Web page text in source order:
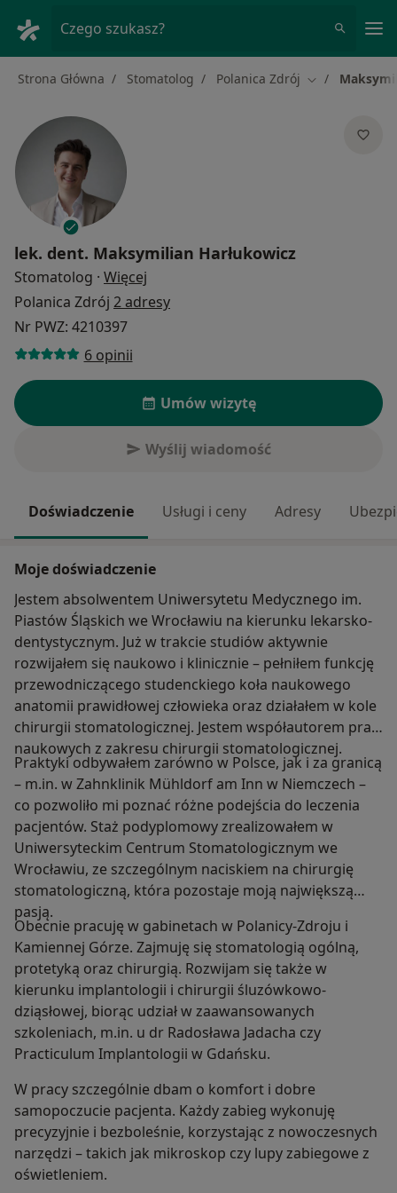
Czego szukasz?
Strona Główna Stomatolog Polanica Zdrój Zmień miasto
lek. dent. Maksymilian Harłukowicz
Stomatolog · Więcej
Polanica Zdrój 2 adresy
Nr PWZ: 4210397
6 opinii
Umów wizytę
Wyślij wiadomość
Doświadczenie Usługi i ceny Adresy
Moje doświadczenie
Jestem absolwentem Uniwersytetu Medycznego im.
Piastów Śląskich we Wrocławiu na kierunku lekarsko-
dentystycznym. Już w trakcie studiów aktywnie
rozwijałem się naukowo i klinicznie – pełniłem funkcję
przewodniczącego studenckiego koła naukowego
anatomii prawidłowej człowieka oraz działałem w kole
chirurgii stomatologicznej. Jestem współautorem prac
naukowych z zakresu chirurgii stomatologicznej.
Praktyki odbywałem zarówno w Polsce, jak i za granicą
– m.in. w Zahnklinik Mühldorf am Inn w Niemczech –
co pozwoliło mi poznać różne podejścia do leczenia
pacjentów. Staż podyplomowy zrealizowałem w
Uniwersyteckim Centrum Stomatologicznym we
Wrocławiu, ze szczególnym naciskiem na chirurgię
stomatologiczną, która pozostaje moją największą
pasją.
Obecnie pracuję w gabinetach w Polanicy-Zdroju i
Kamiennej Górze. Zajmuję się stomatologią ogólną,
protetyką oraz chirurgią. Rozwijam się także w
kierunku implantologii i chirurgii śluzówkowo-
dziąsłowej, biorąc udział w zaawansowanych
szkoleniach, m.in. u dr Radosława Jadacha czy
Practiculum Implantologii w Gdańsku.
W pracy szczególnie dbam o komfort i dobre
samopoczucie pacjenta. Każdy zabieg wykonuję
precyzyjnie i bezboleśnie, korzystając z nowoczesnych
narzędzi – takich jak mikroskop czy lupy zabiegowe z
oświetleniem.